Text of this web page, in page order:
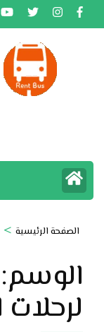
تخطى
إلى
الصفحة الرئيسية >
الوسم:
لرحلات